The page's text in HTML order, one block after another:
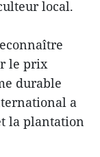
local.
le prix
durable
a
la plantation